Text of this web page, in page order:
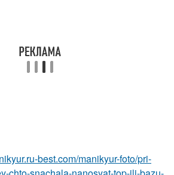
best.com/manikyur-foto/pri-